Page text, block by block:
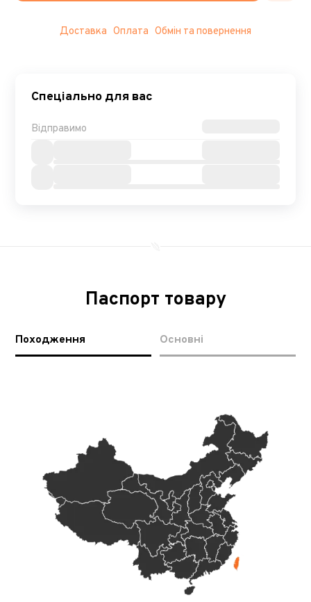
Доставка Оплата Обмін та повернення
Спеціально для вас
Відправимо
Паспорт товару
Походження Основні